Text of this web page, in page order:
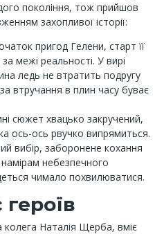
покоління, тож прийшов
захопливої історії:
пригод Гелени, старт її
межі реальності. У вирі
ледь не втратить подругу
втручання в плин часу буває
сюжет хвацько закручений,
ось-ось рвучко випрямиться.
вибір, заборонене кохання
небезпечного
чимало похвилюватися.
колега Наталія Щерба, вміє